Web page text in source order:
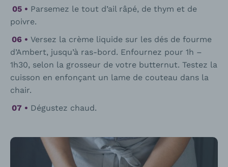
Parsemez le tout d’ail râpé, de thym et de
poivre.
Versez la crème liquide sur les dés de fourme
d’Ambert, jusqu’à ras-bord. Enfournez pour 1h –
1h30, selon la grosseur de votre butternut. Testez la
cuisson en enfonçant un lame de couteau dans la
chair.
Dégustez chaud.